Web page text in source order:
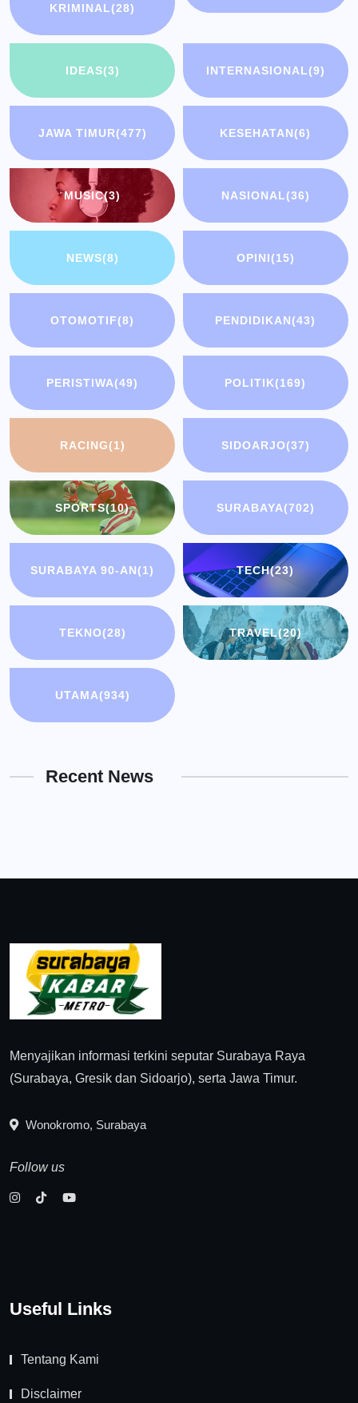
KRIMINAL(28)
IDEAS(3) INTERNASIONAL(9)
JAWA TIMUR(477) KESEHATAN(6)
MUSIC(3) NASIONAL(36)
NEWS(8) OPINI(15)
OTOMOTIF(8) PENDIDIKAN(43)
PERISTIWA(49) POLITIK(169)
RACING(1) SIDOARJO(37)
SPORTS(10) SURABAYA(702)
SURABAYA 90-AN(1) TECH(23)
TEKNO(28) TRAVEL(20)
UTAMA(934)
Recent News
Menyajikan informasi terkini seputar Surabaya Raya
(Surabaya, Gresik dan Sidoarjo), serta Jawa Timur.
Wonokromo, Surabaya
Follow us
Useful Links
Tentang Kami
Disclaimer